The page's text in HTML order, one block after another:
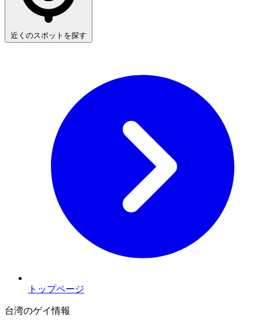
近くのスポットを探す
トップページ
台湾のゲイ情報